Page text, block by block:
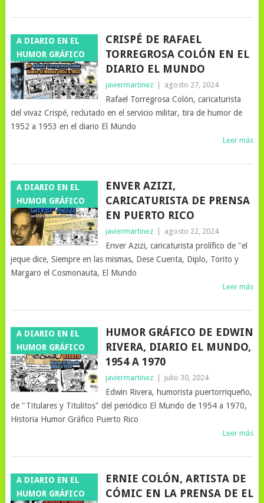
A DIARIO EN EL
HUMOR GRÁFICO
CRISPÉ DE RAFAEL
TORREGROSA COLÓN EN EL
DIARIO EL MUNDO
javiermartinez agosto 27, 2024
Rafael Torregrosa Colón, caricaturista
del vivaz Crispé, reclutado en el servicio militar, tira de humor de
1952 a 1953 en el diario El Mundo
Leer más
A DIARIO EN EL
HUMOR GRÁFICO
ENVER AZIZI,
CARICATURISTA DE PRENSA
EN PUERTO RICO
javiermartinez agosto 22, 2024
Enver Azizi, caricaturista prolífico de "el
jeque dice, Siempre en las mismas, Dese Cuenta, Diplo, Torito y
Margaro el Cosmonauta, El Mundo
Leer más
A DIARIO EN EL
HUMOR GRÁFICO
HUMOR GRÁFICO DE EDWIN
RIVERA, DIARIO EL MUNDO,
1954 A 1970
javiermartinez julio 30, 2024
Edwin Rivera, humorista puertorriqueño,
de "Titulares y Titulitos" del periódico El Mundo de 1954 a 1970,
Historia Humor Gráfico Puerto Rico
Leer más
A DIARIO EN EL
HUMOR GRÁFICO
ERNIE COLÓN, ARTISTA DE
CÓMIC EN LA PRENSA DE EL